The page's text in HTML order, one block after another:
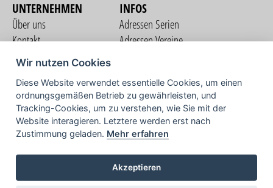
UNTERNEHMEN
Über uns
Kontakt
Nutzungsbedingungen
Datenschutzerklärung
Impressum
INFOS
Adressen Serien
Adressen Vereine
COMMUNITY
TV
Wir nutzen Cookies
Diese Website verwendet essentielle Cookies, um einen
ordnungsgemäßen Betrieb zu gewährleisten, und
Tracking-Cookies, um zu verstehen, wie Sie mit der
Website interagieren. Letztere werden erst nach
Zustimmung geladen. Mehr erfahren
Akzeptieren